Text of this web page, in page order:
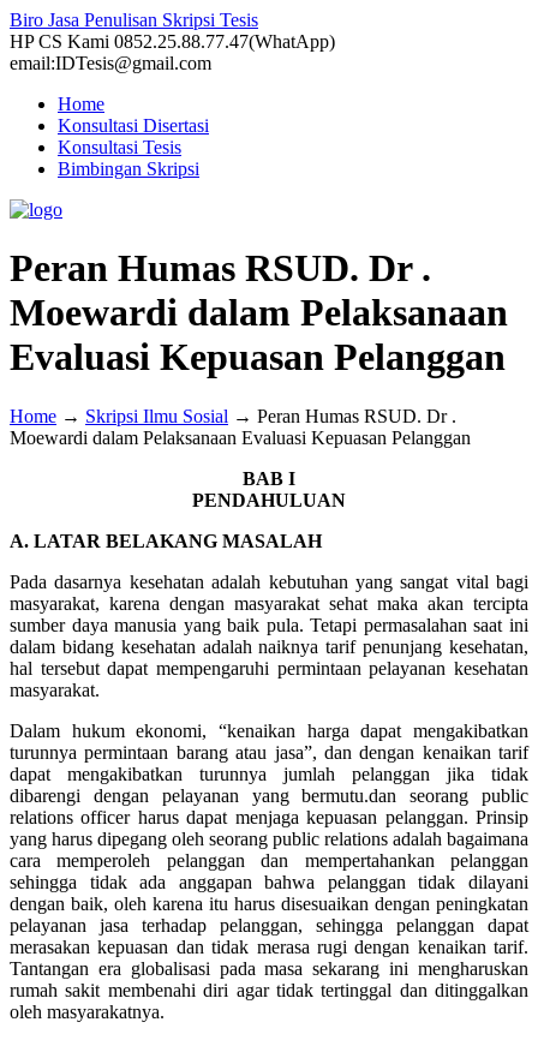
Biro Jasa Penulisan Skripsi Tesis
HP CS Kami 0852.25.88.77.47(WhatApp)
email:IDTesis@gmail.com
Home
Konsultasi Disertasi
Konsultasi Tesis
Bimbingan Skripsi
Peran Humas RSUD. Dr .
Moewardi dalam Pelaksanaan
Evaluasi Kepuasan Pelanggan
Home → Skripsi Ilmu Sosial → Peran Humas RSUD. Dr .
Moewardi dalam Pelaksanaan Evaluasi Kepuasan Pelanggan
BAB I
PENDAHULUAN
A. LATAR BELAKANG MASALAH
Pada dasarnya kesehatan adalah kebutuhan yang sangat vital bagi
masyarakat, karena dengan masyarakat sehat maka akan tercipta
sumber daya manusia yang baik pula. Tetapi permasalahan saat ini
dalam bidang kesehatan adalah naiknya tarif penunjang kesehatan,
hal tersebut dapat mempengaruhi permintaan pelayanan kesehatan
masyarakat.
Dalam hukum ekonomi, “kenaikan harga dapat mengakibatkan
turunnya permintaan barang atau jasa”, dan dengan kenaikan tarif
dapat mengakibatkan turunnya jumlah pelanggan jika tidak
dibarengi dengan pelayanan yang bermutu.dan seorang public
relations officer harus dapat menjaga kepuasan pelanggan. Prinsip
yang harus dipegang oleh seorang public relations adalah bagaimana
cara memperoleh pelanggan dan mempertahankan pelanggan
sehingga tidak ada anggapan bahwa pelanggan tidak dilayani
dengan baik, oleh karena itu harus disesuaikan dengan peningkatan
pelayanan jasa terhadap pelanggan, sehingga pelanggan dapat
merasakan kepuasan dan tidak merasa rugi dengan kenaikan tarif.
Tantangan era globalisasi pada masa sekarang ini mengharuskan
rumah sakit membenahi diri agar tidak tertinggal dan ditinggalkan
oleh masyarakatnya.